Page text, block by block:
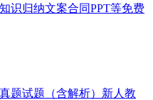
识归纳文案合同PPT等免费
题试题（含解析）新人教